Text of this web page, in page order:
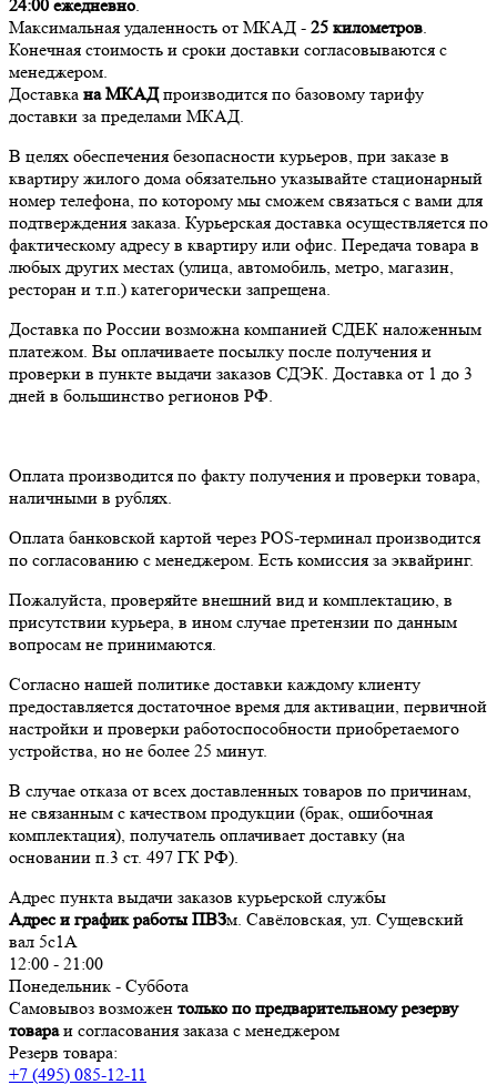
24:00 ежедневно.
Максимальная удаленность от МКАД - 25 километров.
Конечная стоимость и сроки доставки согласовываются с
менеджером.
Доставка на МКАДпроизводится по базовому тарифу
доставки за пределами МКАД.
В целях обеспечения безопасности курьеров, при заказе в
квартиру жилого дома обязательно указывайте стационарный
номер телефона, по которому мы сможем связаться с вами для
подтверждения заказа. Курьерская доставка осуществляется по
фактическому адресу в квартиру или офис. Передача товара в
любых других местах (улица, автомобиль, метро, магазин,
ресторан и т.п.) категорически запрещена.
Доставка по России возможна компанией СДЕК наложенным
платежом. Вы оплачиваете посылку после получения и
проверки в пункте выдачи заказов СДЭК. Доставка от 1 до 3
дней в большинство регионов РФ.
Оплата производится по факту получения и проверки товара,
наличными в рублях.
Оплата банковской картой через POS-терминал производится
по согласованию с менеджером. Есть комиссия за эквайринг.
Пожалуйста, проверяйте внешний вид и комплектацию, в
присутствии курьера, в ином случае претензии по данным
вопросам не принимаются.
Согласно нашей политике доставки каждому клиенту
предоставляется достаточное время для активации, первичной
настройки и проверки работоспособности приобретаемого
устройства, но не более 25 минут.
В случае отказа от всех доставленных товаров по причинам,
не связанным с качеством продукции (брак, ошибочная
комплектация), получатель оплачивает доставку (на
основании п.3 ст. 497 ГК РФ).
Адрес пункта выдачи заказов курьерской службы
Адрес и график работы ПВЗм. Савёловская, ул. Сущевский
вал 5с1А
12:00 - 21:00
Понедельник - Суббота
Самовывоз возможен только по предварительному резерву
товараи согласования заказа с менеджером
Резерв товара:
+7 (495) 085-12-11